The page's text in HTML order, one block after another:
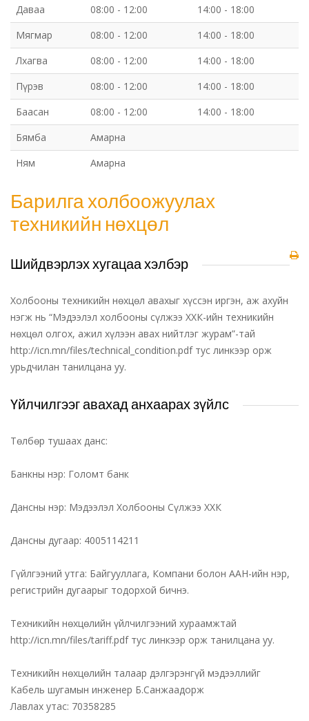
Даваа
08:00 - 12:00
14:00 - 18:00
Мягмар
08:00 - 12:00
14:00 - 18:00
Лхагва
08:00 - 12:00
14:00 - 18:00
Пүрэв
08:00 - 12:00
14:00 - 18:00
Баасан
08:00 - 12:00
14:00 - 18:00
Бямба
Амарна
Ням
Амарна
Барилга холбоожуулах
техникийн нөхцөл
Шийдвэрлэх хугацаа хэлбэр
Холбооны техникийн нөхцөл авахыг хүссэн иргэн, аж ахуйн
нэгж нь “Мэдээлэл холбооны сүлжээ ХХК-ийн техникийн
нөхцөл олгох, ажил хүлээн авах нийтлэг журам”-тай
http://icn.mn/files/technical_condition.pdf тус линкээр орж
урьдчилан танилцана уу.
Үйлчилгээг авахад анхаарах зүйлс
Төлбөр тушаах данс:
Банкны нэр: Голомт банк
Дансны нэр: Мэдээлэл Холбооны Сүлжээ ХХК
Дансны дугаар: 4005114211
Гүйлгээний утга: Байгууллага, Компани болон ААН-ийн нэр,
регистрийн дугаарыг тодорхой бичнэ.
Техникийн нөхцөлийн үйлчилгээний хураамжтай
http://icn.mn/files/tariff.pdf тус линкээр орж танилцана уу.
Техникийн нөхцөлийн талаар дэлгэрэнгүй мэдээллийг
Кабель шугамын инженер Б.Санжаадорж
Лавлах утас: 70358285